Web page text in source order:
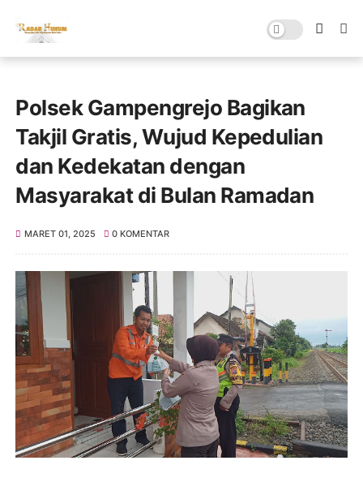
Polsek Gampengrejo Bagikan
Takjil Gratis, Wujud Kepedulian
dan Kedekatan dengan
Masyarakat di Bulan Ramadan
MARET 01, 2025 0 KOMENTAR